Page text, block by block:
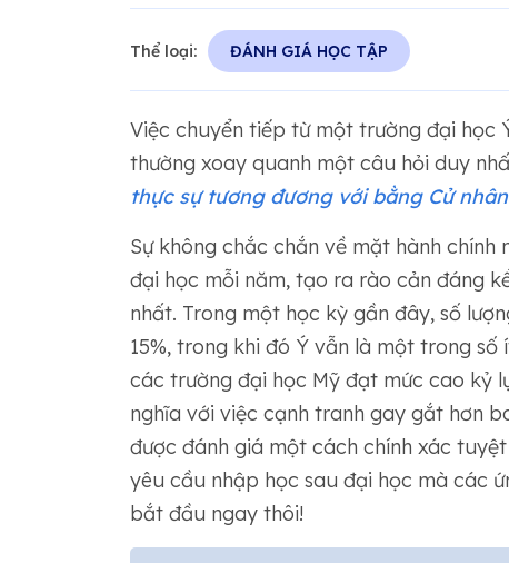
Thể loại: ĐÁNH GIÁ HỌC TẬP
Việc chuyển tiếp từ một trường đại học
thường xoay quanh một câu hỏi duy
thực sự tương đương với bằng Cử
Sự không chắc chắn về mặt hành
đại học mỗi năm, tạo ra rào cản đáng
nhất. Trong một học kỳ gần đây, số
15%, trong khi đó Ý vẫn là một trong
các trường đại học Mỹ đạt mức cao kỷ
nghĩa với việc cạnh tranh gay gắt hơn
được đánh giá một cách chính xác
yêu cầu nhập học sau đại học mà các
bắt đầu ngay thôi!